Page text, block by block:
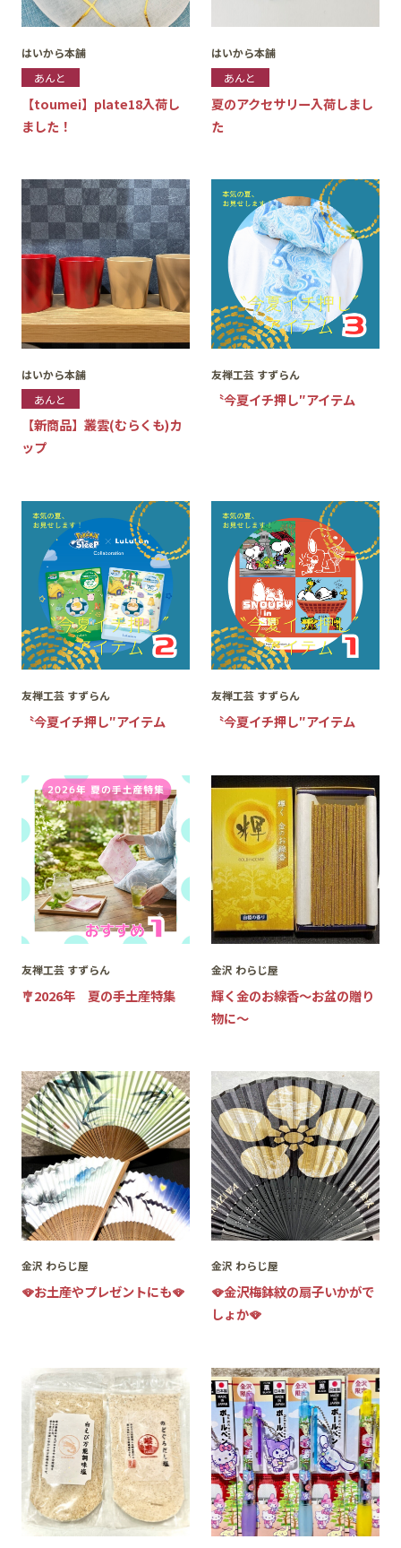
はいから本舗
あんと
【toumei】plate18入荷し
ました！
はいから本舗
あんと
夏のアクセサリー入荷しまし
た
はいから本舗
あんと
【新商品】叢雲(むらくも)カ
ップ
友禅工芸 すずらん
〝今夏イチ押し″アイテム
友禅工芸 すずらん
〝今夏イチ押し″アイテム
友禅工芸 すずらん
〝今夏イチ押し″アイテム
友禅工芸 すずらん
🎐2026年 夏の手土産特集
金沢 わらじ屋
輝く金のお線香～お盆の贈り
物に～
金沢 わらじ屋
🪭お土産やプレゼントにも🪭
金沢 わらじ屋
🪭金沢梅鉢紋の扇子いかがで
しょか🪭